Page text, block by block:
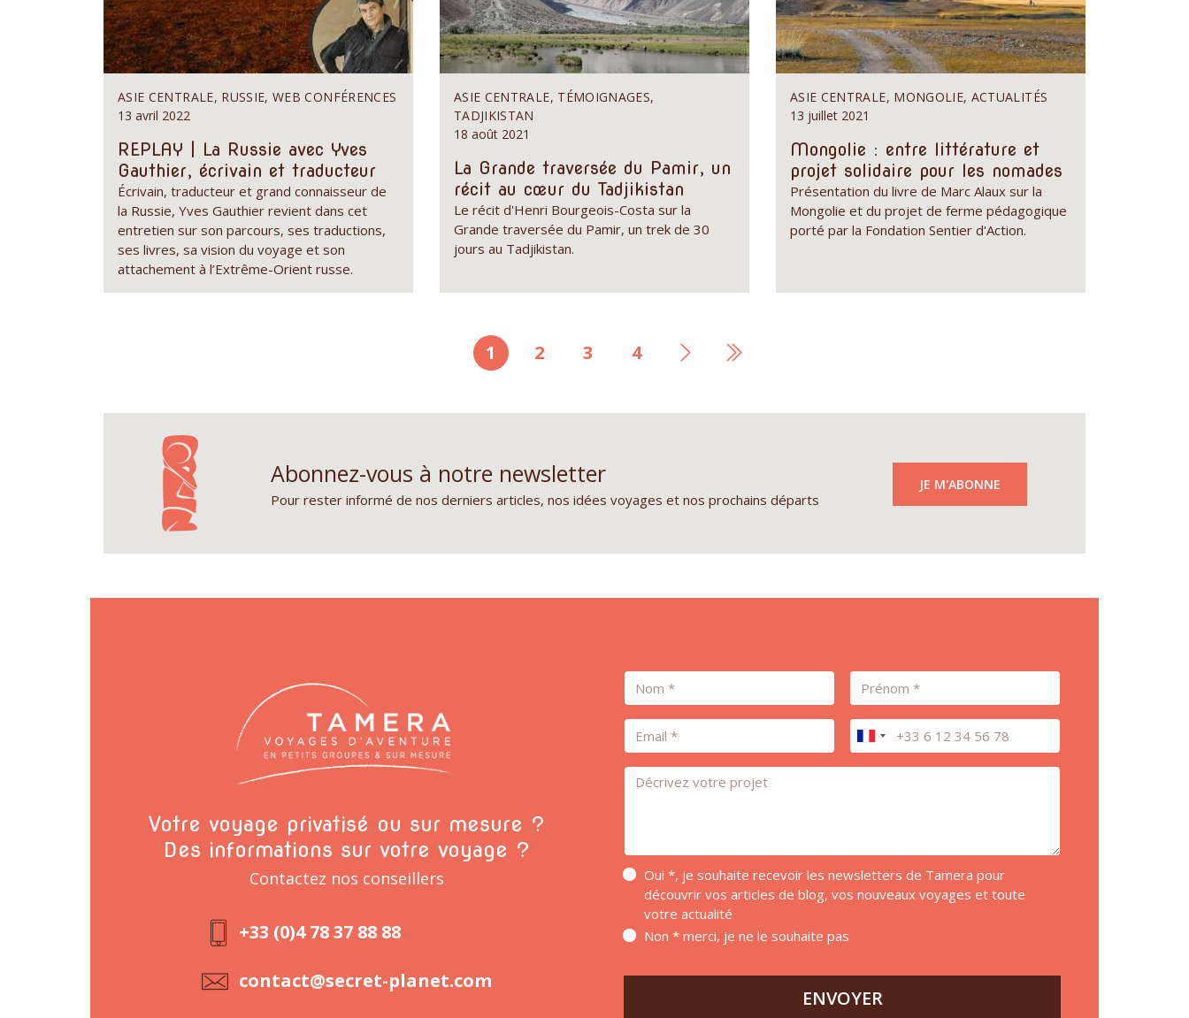
ASIE CENTRALE, RUSSIE, WEB CONFÉRENCES
13 avril 2022
REPLAY | La Russie avec Yves
Gauthier, écrivain et traducteur
Écrivain, traducteur et grand connaisseur de
la Russie, Yves Gauthier revient dans cet
entretien sur son parcours, ses traductions,
ses livres, sa vision du voyage et son
attachement à l’Extrême-Orient russe.
ASIE CENTRALE, TÉMOIGNAGES,
TADJIKISTAN
18 août 2021
La Grande traversée du Pamir, un
récit au cœur du Tadjikistan
Le récit d'Henri Bourgeois-Costa sur la
Grande traversée du Pamir, un trek de 30
jours au Tadjikistan.
ASIE CENTRALE, MONGOLIE, ACTUALITÉS
13 juillet 2021
Mongolie : entre littérature et
projet solidaire pour les nomades
Présentation du livre de Marc Alaux sur la
Mongolie et du projet de ferme pédagogique
porté par la Fondation Sentier d'Action.
Page
1 Page
2 Page
3 Page
4
Page
Dernière
Abonnez-vous à notre newsletter
Pour rester informé de nos derniers articles, nos idées voyages et nos prochains départs
JE M'ABONNE
Votre voyage privatisé ou sur mesure ?
Des informations sur votre voyage ?
Contactez nos conseillers
+33 (0)4 78 37 88 88
contact@secret-planet.com
Nom Prénom
Email Téléphone
Message *
Oui *, je souhaite recevoir les newsletters de Tamera pour
découvrir vos articles de blog, vos nouveaux voyages et toute
votre actualité
Non * merci, je ne le souhaite pas
ENVOYER